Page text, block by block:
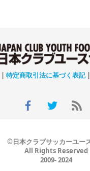
| 特定商取引法に基づく表記|
©日本クラブサッカーユー
All Rights Reserved
2009- 2024